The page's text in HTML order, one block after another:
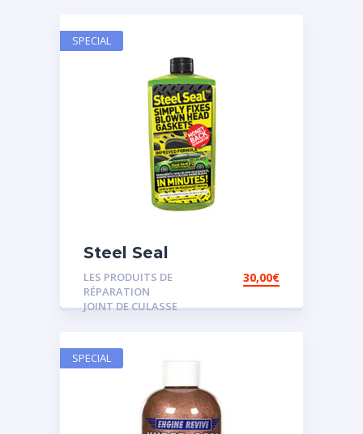
Steel Seal
LES PRODUITS DE
RÉPARATION
JOINT DE CULASSE
30,00€
SPECIAL
SPECIAL